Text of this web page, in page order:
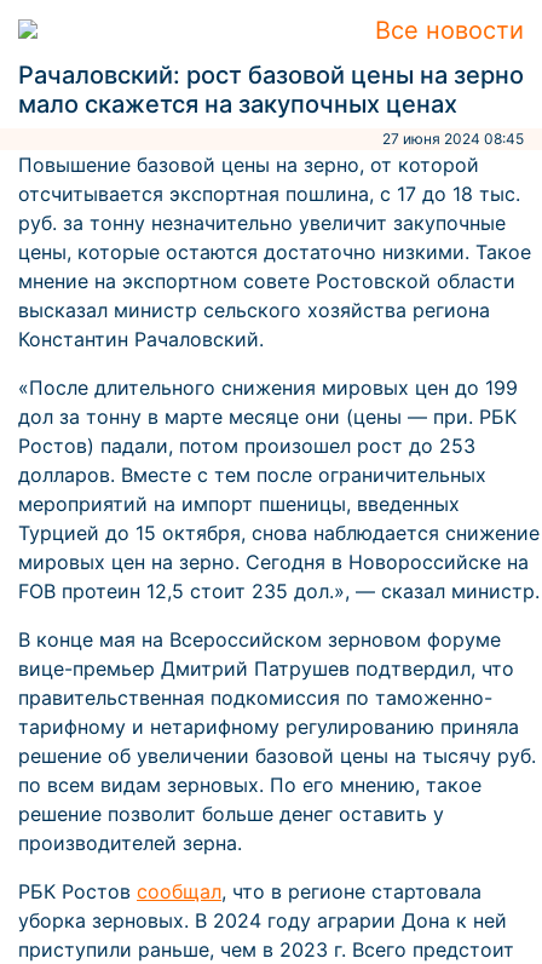
Все новости
Рачаловский: рост базовой цены на зерно
мало скажется на закупочных ценах
27 июня 2024 08:45
Повышение базовой цены на зерно, от которой
отсчитывается экспортная пошлина, с 17 до 18 тыс.
руб. за тонну незначительно увеличит закупочные
цены, которые остаются достаточно низкими. Такое
мнение на экспортном совете Ростовской области
высказал министр сельского хозяйства региона
Константин Рачаловский.
«После длительного снижения мировых цен до 199
дол за тонну в марте месяце они (цены — при. РБК
Ростов) падали, потом произошел рост до 253
долларов. Вместе с тем после ограничительных
мероприятий на импорт пшеницы, введенных
Турцией до 15 октября, снова наблюдается снижение
мировых цен на зерно. Сегодня в Новороссийске на
FOB протеин 12,5 стоит 235 дол.», — сказал министр.
В конце мая на Всероссийском зерновом форуме
вице-премьер Дмитрий Патрушев подтвердил, что
правительственная подкомиссия по таможенно-
тарифному и нетарифному регулированию приняла
решение об увеличении базовой цены на тысячу руб.
по всем видам зерновых. По его мнению, такое
решение позволит больше денег оставить у
производителей зерна.
РБК Ростов сообщал, что в регионе стартовала
уборка зерновых. В 2024 году аграрии Дона к ней
приступили раньше, чем в 2023 г. Всего предстоит